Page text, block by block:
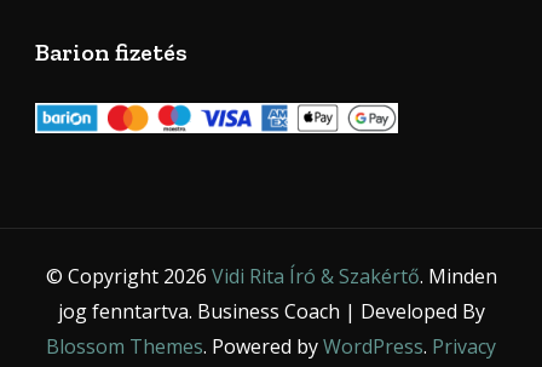
Barion fizetés
© Copyright 2026 Vidi Rita Író & Szakértő. Minden
jog fenntartva. Business Coach | Developed By
Blossom Themes. Powered byWordPress. Privacy